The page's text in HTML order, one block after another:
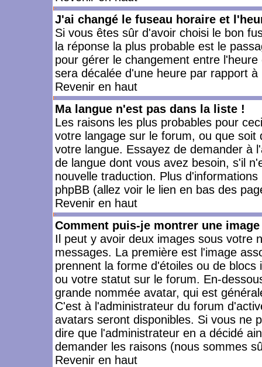
J'ai changé le fuseau horaire et
Si vous êtes sûr d'avoir choisi le bon
la réponse la plus probable est le
pour gérer le changement entre
sera décalée d'une heure par rapport à
Revenir en haut
Ma langue n'est pas dans la liste !
Les raisons les plus probables pour
votre langage sur le forum, ou que
votre langue. Essayez de demander à
de langue dont vous avez besoin, s'il
nouvelle traduction. Plus
phpBB (allez voir le lien en bas des
Revenir en haut
Comment puis-je montrer une
Il peut y avoir deux images sous votre
messages. La première est l'image
prennent la forme d'étoiles ou de
ou votre statut sur le forum. En-
grande nommée avatar, qui est
C'est à l'administrateur du forum
avatars seront disponibles. Si vous ne
dire que l'administrateur en a décidé
demander les raisons (nous sommes
Revenir en haut